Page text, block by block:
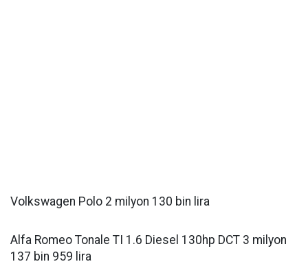
Volkswagen Polo 2 milyon 130 bin lira
Alfa Romeo Tonale TI 1.6 Diesel 130hp DCT 3 milyon
137 bin 959 lira